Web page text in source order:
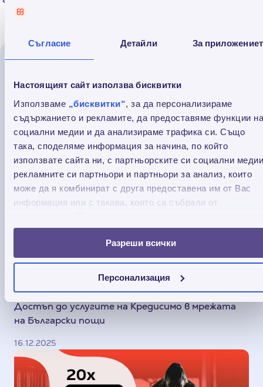
Съгласие Детайли За
Настоящият сайт използва бисквитки
Използваме „бисквитки“, за да персонализираме
съдържанието и рекламите, да предоставяме функции на
социални медии и да анализираме трафика си. Също
така, споделяме информация за начина, по който
използвате сайта ни, с партньорските си социални
рекламните си партньори и партньори за анализ, които
може да я комбинират с друга предоставена им от Вас
информация или с такава, която са събрали от
Разреши всички
Персонализация
Услугите на Credissimo вече са достъпни в
мрежата на Български пощи
Достъп до услугите на Кредисимо в мрежата
на Български пощи
16.12.2025